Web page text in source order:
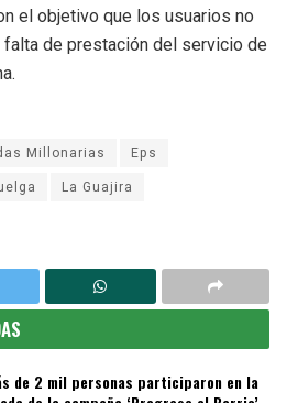
el objetivo que los usuarios no
de prestación del servicio de
Millonarias
Eps
La Guajira
de 2 mil personas participaron en la